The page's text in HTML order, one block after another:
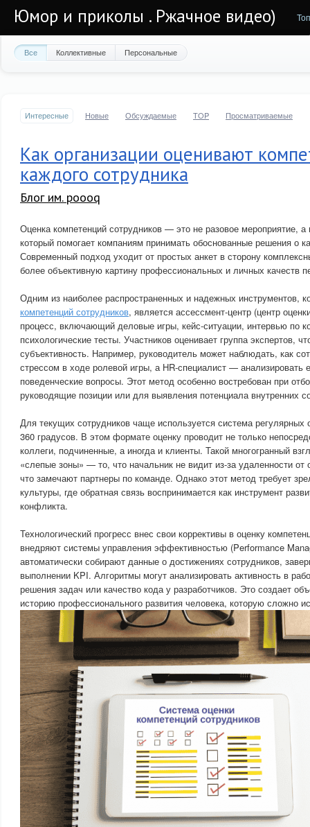
Юмор и приколы . Ржачное видео)
Все Коллективные Персональные
Интересные Новые Обсуждаемые TOP Просматриваемые
Как организации оценивают
каждого сотрудника
Блог им. poooq
Оценка компетенций сотрудников — это не разовое мероприятие,
который помогает компаниям принимать обоснованные решения о
Современный подход уходит от простых анкет в сторону
более объективную картину профессиональных и личных качеств
Одним из наиболее распространенных и надежных инструментов,
компетенций сотрудников, является ассессмент-центр (центр
процесс, включающий деловые игры, кейс-ситуации, интервью по
психологические тесты. Участников оценивает группа экспертов,
субъективность. Например, руководитель может наблюдать, как
стрессом в ходе ролевой игры, а HR-специалист — анализировать
поведенческие вопросы. Этот метод особенно востребован при
руководящие позиции или для выявления потенциала внутренних
Для текущих сотрудников чаще используется система регулярных
360 градусов. В этом формате оценку проводит не только
коллеги, подчиненные, а иногда и клиенты. Такой многогранный
«слепые зоны» — то, что начальник не видит из-за удаленности от
что замечают партнеры по команде. Однако этот метод требует
культуры, где обратная связь воспринимается как инструмент
конфликта.
Технологический прогресс внес свои коррективы в оценку
внедряют системы управления эффективностью (Performance
автоматически собирают данные о достижениях сотрудников,
выполнении KPI. Алгоритмы могут анализировать активность в
решения задач или качество кода у разработчиков. Это создает
историю профессионального развития человека, которую сложно